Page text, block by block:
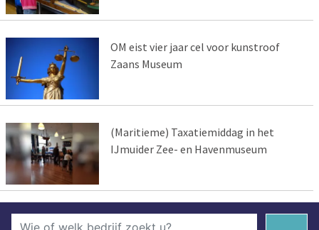
OM eist vier jaar cel voor kunstroof
Zaans Museum
(Maritieme) Taxatiemiddag in het
IJmuider Zee- en Havenmuseum